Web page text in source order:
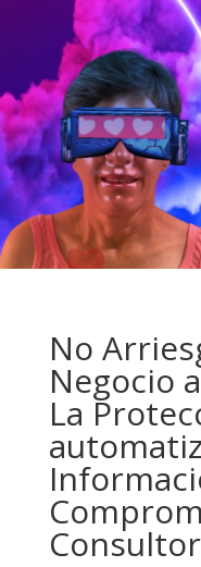
No
Negocio
La